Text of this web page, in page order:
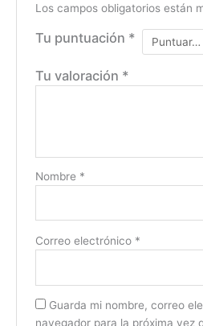
Los campos obligatorios están
Tu puntuación *
Tu valoración *
Nombre *
Correo electrónico *
Guarda mi nombre, correo
navegador para la próxima vez